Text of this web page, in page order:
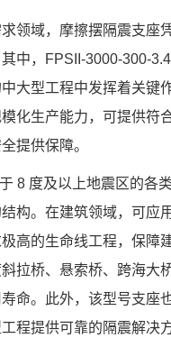
领域，摩擦摆隔震支座
中，FPSII-3000-300-
大型工程中发挥着关键
化生产能力，可提供符
提供保障。
8 度及以上地震区的各
构。在建筑领域，可应
高的生命线工程，保障
拉桥、悬索桥、跨海大
命。此外，该型号支座
程提供可靠的隔震解决